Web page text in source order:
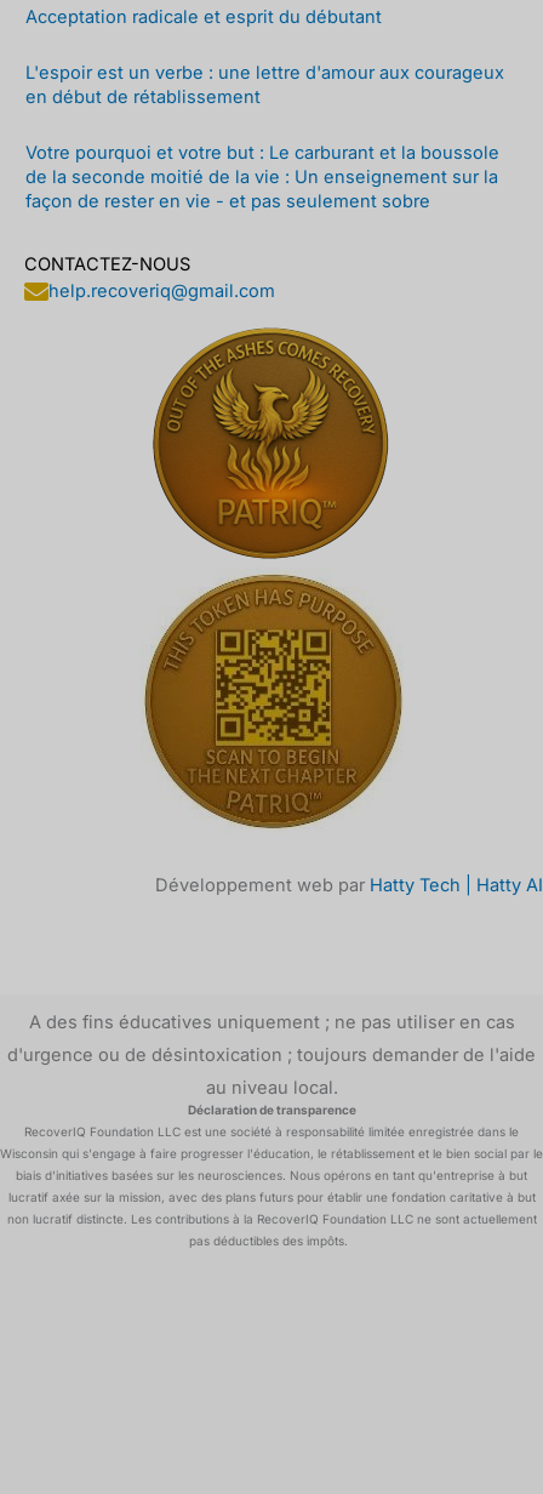
Acceptation radicale et esprit du débutant
L'espoir est un verbe : une lettre d'amour aux courageux
en début de rétablissement
Votre pourquoi et votre but : Le carburant et la boussole
de la seconde moitié de la vie : Un enseignement sur la
façon de rester en vie - et pas seulement sobre
CONTACTEZ-NOUS
help.recoveriq@gmail.com
Développement web par Hatty Tech | Hatty AI
A des fins éducatives uniquement ; ne pas utiliser en cas
d'urgence ou de désintoxication ; toujours demander de l'aide
au niveau local.
Déclaration de transparence
RecoverIQ Foundation LLC est une société à responsabilité limitée enregistrée dans le
Wisconsin qui s'engage à faire progresser l'éducation, le rétablissement et le bien social par le
biais d'initiatives basées sur les neurosciences. Nous opérons en tant qu'entreprise à but
lucratif axée sur la mission, avec des plans futurs pour établir une fondation caritative à but
non lucratif distincte. Les contributions à la RecoverIQ Foundation LLC ne sont actuellement
pas déductibles des impôts.